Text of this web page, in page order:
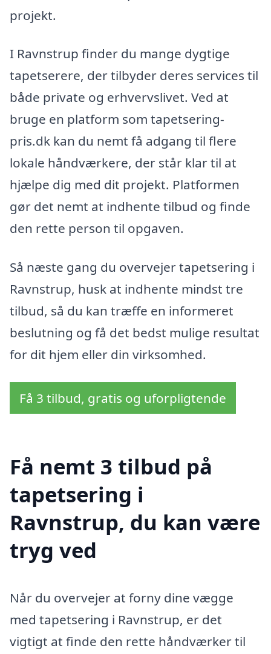
projekt.
I Ravnstrup finder du mange dygtige
tapetserere, der tilbyder deres services til
både private og erhvervslivet. Ved at
bruge en platform som tapetsering-
pris.dk kan du nemt få adgang til flere
lokale håndværkere, der står klar til at
hjælpe dig med dit projekt. Platformen
gør det nemt at indhente tilbud og finde
den rette person til opgaven.
Så næste gang du overvejer tapetsering i
Ravnstrup, husk at indhente mindst tre
tilbud, så du kan træffe en informeret
beslutning og få det bedst mulige resultat
for dit hjem eller din virksomhed.
Få 3 tilbud, gratis og uforpligtende
Få nemt 3 tilbud på
tapetsering i
Ravnstrup, du kan være
tryg ved
Når du overvejer at forny dine vægge
med tapetsering i Ravnstrup, er det
vigtigt at finde den rette håndværker til